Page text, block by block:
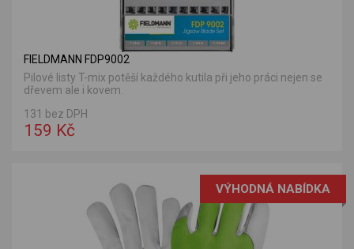
FIELDMANN FDP9002
Pilové listy T-mix potěší každého kutila při jeho práci nejen se
dřevem ale i kovem.
131 bez DPH
159 Kč
VÝHODNÁ NABÍDKA